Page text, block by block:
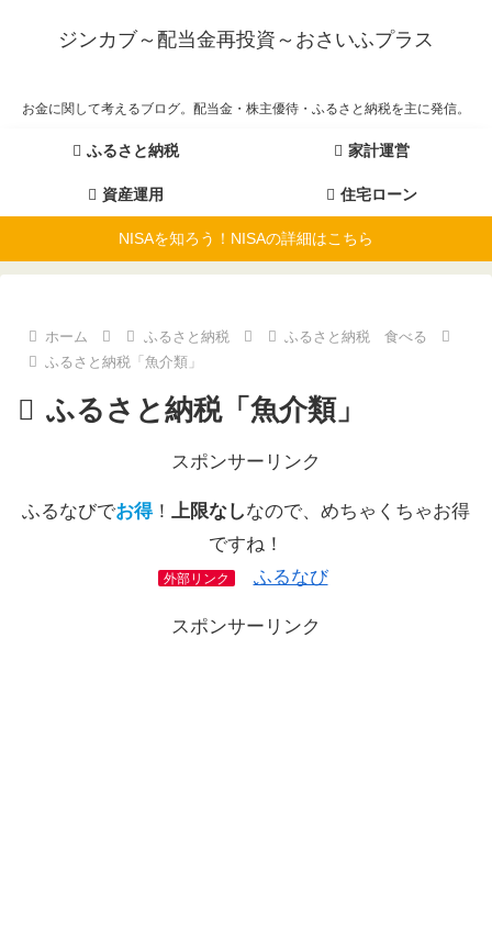
ジンカブ～配当金再投資～おさいふプラス
お金に関して考えるブログ。配当金・株主優待・ふるさと納税を主に発信。
ふるさと納税 家計運営
資産運用 住宅ローン
NISAを知ろう！NISAの詳細はこちら
ホーム ふるさと納税
ふるさと納税 食べる
ふるさと納税「魚介類」
ふるさと納税「魚介類」
スポンサーリンク
ふるなびでお得！ 上限なしなので、めちゃくちゃお得
ですね！
外部リンク ふるなび
スポンサーリンク